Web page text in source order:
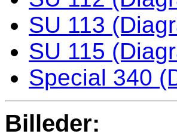
SU 113
SU 115
Special 340
Billeder: